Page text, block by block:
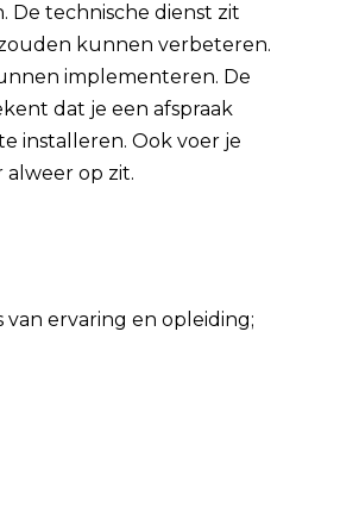
De technische dienst zit
kunnen verbeteren.
implementeren. De
dat je een afspraak
installeren. Ook voer je
alweer op zit.
van ervaring en opleiding;